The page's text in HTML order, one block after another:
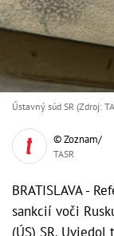
Ústavný súd SR (Zdroj:
© Zoznam/
TASR
BRATISLAVA -
sankcií voči
(ÚS) SR.